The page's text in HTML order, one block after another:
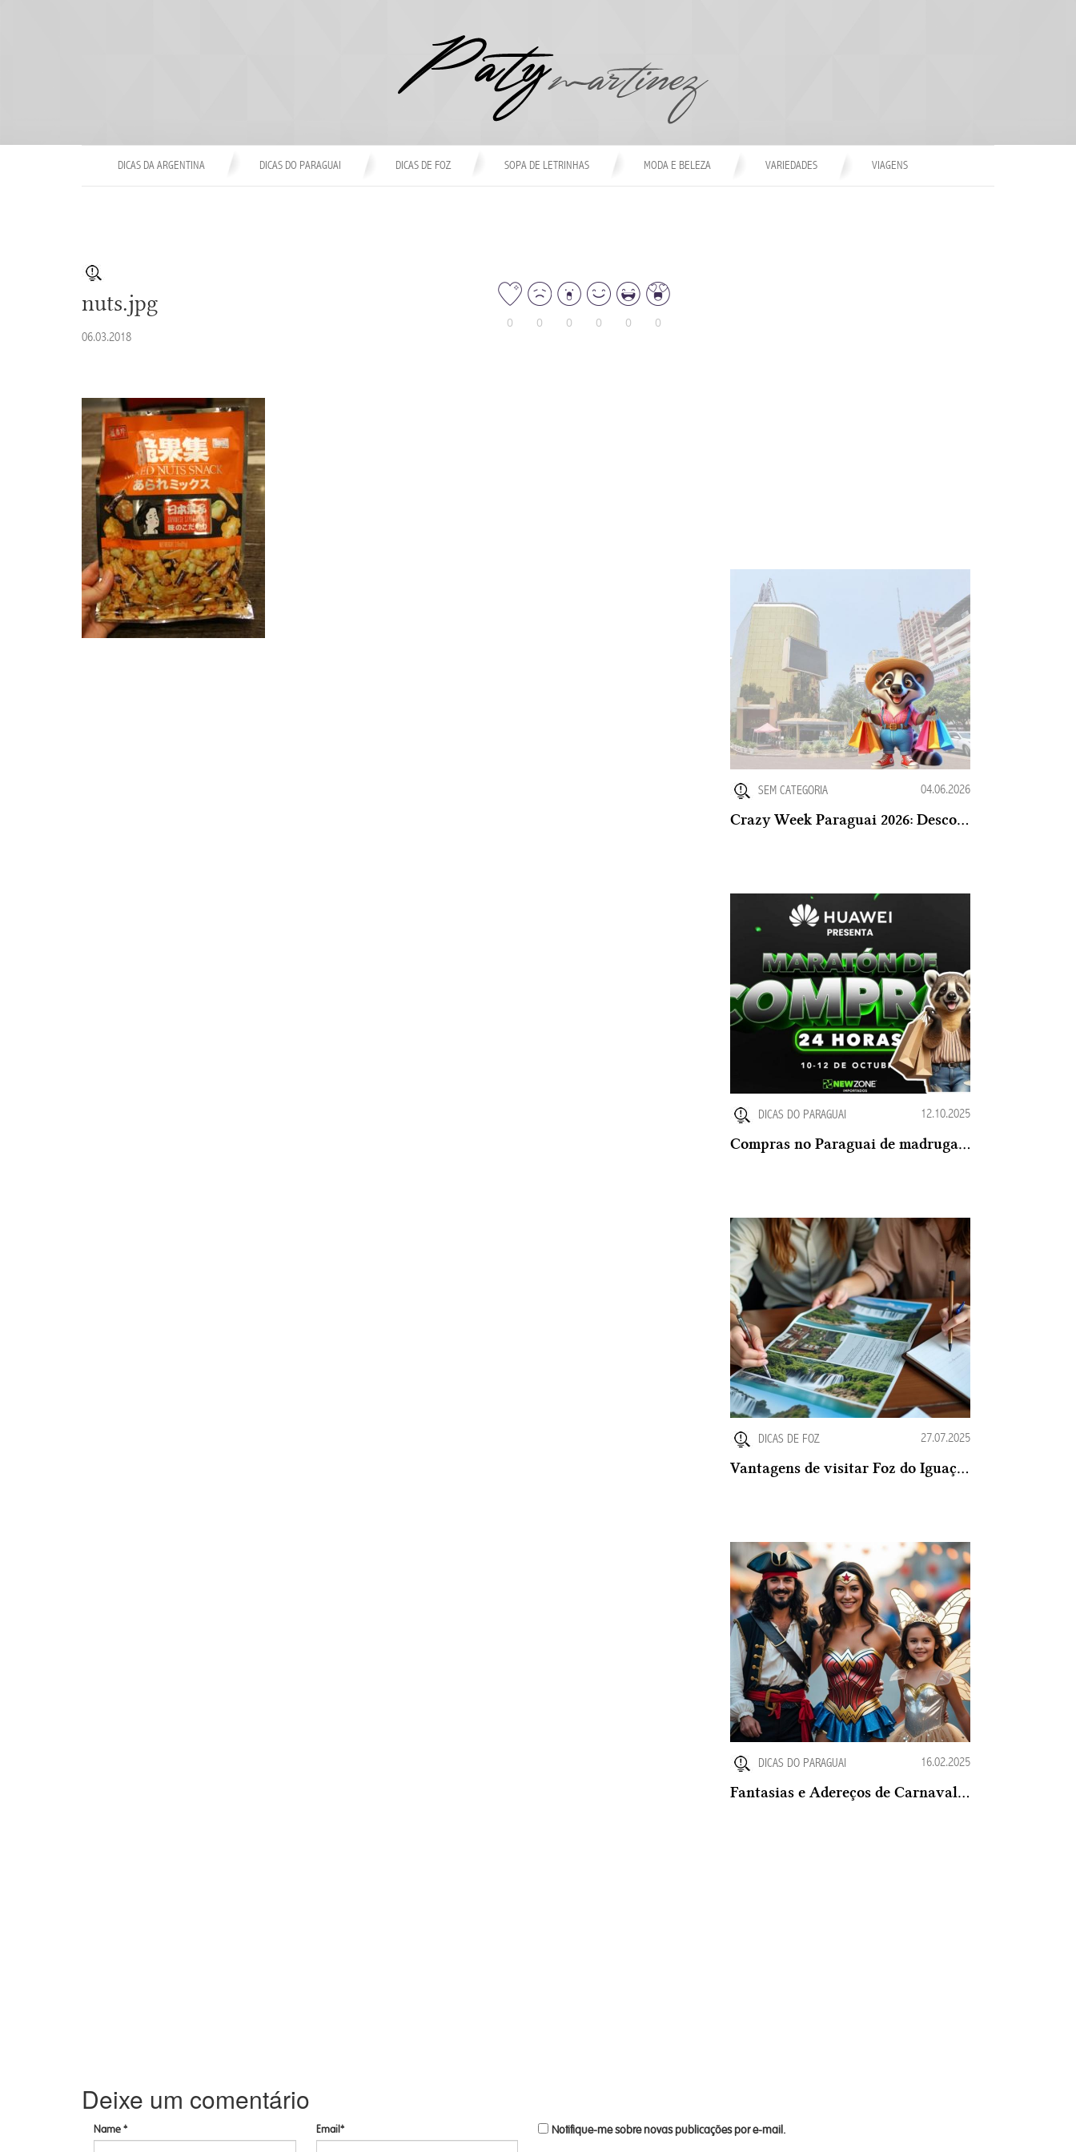
DICAS DA ARGENTINA DICAS DO PARAGUAI DICAS DE FOZ SOPA DE LETRINHAS MODA E BELEZA VARIEDADES VIAGENS
nuts.jpg
06.03.2018
0 0 0 0 0 0
SEM CATEGORIA 04.06.2026
Crazy Week Paraguai 2026: Descontos Reais ou Marketing?
DICAS DO PARAGUAI 12.10.2025
Compras no Paraguai de madrugada ?
DICAS DE FOZ 27.07.2025
Vantagens de visitar Foz do Iguaçu em Julho
DICAS DO PARAGUAI 16.02.2025
Fantasias e Adereços de Carnaval no Paraguai
Deixe um comentário
Name * Email* Notifique-me sobre novas publicações por e-mail.